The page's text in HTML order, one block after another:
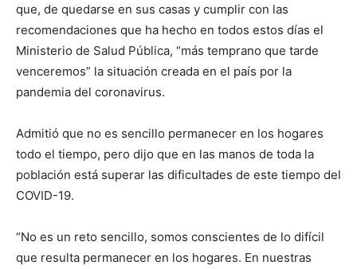
que, de quedarse en sus casas y cumplir con las
recomendaciones que ha hecho en todos estos días el
Ministerio de Salud Pública, “más temprano que tarde
venceremos” la situación creada en el país por la
pandemia del coronavirus.
Admitió que no es sencillo permanecer en los hogares
todo el tiempo, pero dijo que en las manos de toda la
población está superar las dificultades de este tiempo del
COVID-19.
“No es un reto sencillo, somos conscientes de lo difícil
que resulta permanecer en los hogares. En nuestras